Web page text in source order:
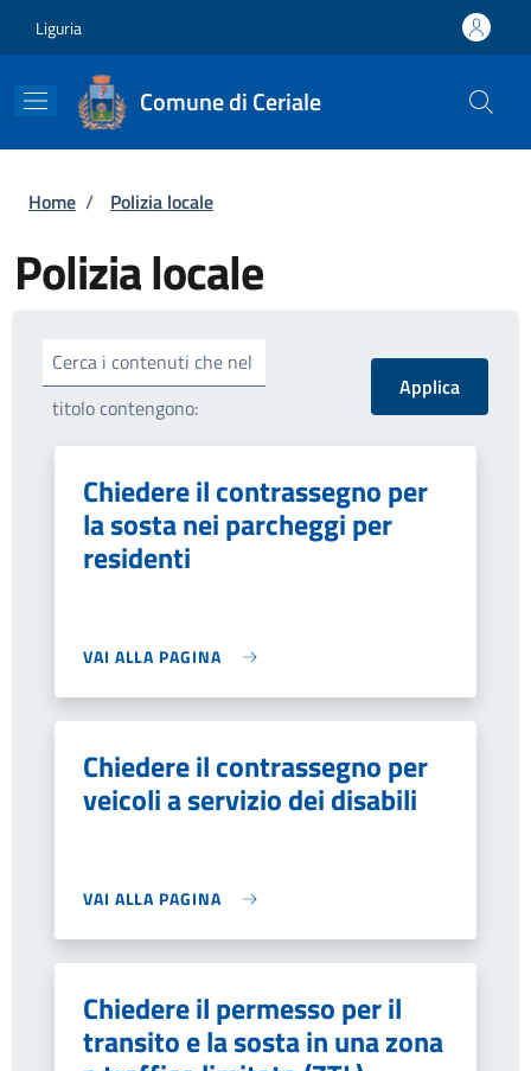
Liguria
Comune di Ceriale
Briciole di pane
Home / Polizia locale
Polizia locale
Cerca i contenuti che nel
titolo contengono:
Chiedere il contrassegno per
la sosta nei parcheggi per
residenti
VAI ALLA PAGINA
Chiedere il contrassegno per
veicoli a servizio dei disabili
VAI ALLA PAGINA
Chiedere il permesso per il
transito e la sosta in una zona